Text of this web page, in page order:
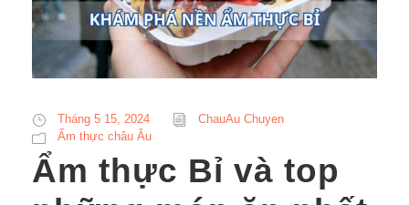
Tháng 5 15, 2024
ChauAu Chuyen
Ẩm thực châu Âu
Ẩm thực Bỉ và top